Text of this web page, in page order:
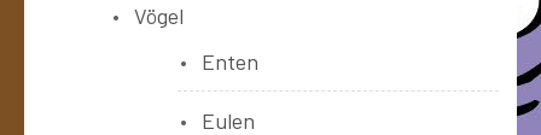
Vögel
Enten
Eulen